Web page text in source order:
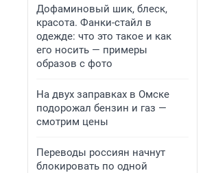
Дофаминовый шик, блеск,
красота. Фанки-стайл в
одежде: что это такое и как
его носить — примеры
образов с фото
На двух заправках в Омске
подорожал бензин и газ —
смотрим цены
Переводы россиян начнут
блокировать по одной